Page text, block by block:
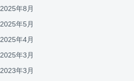
2025年8月
2025年5月
2025年4月
2025年3月
2023年3月